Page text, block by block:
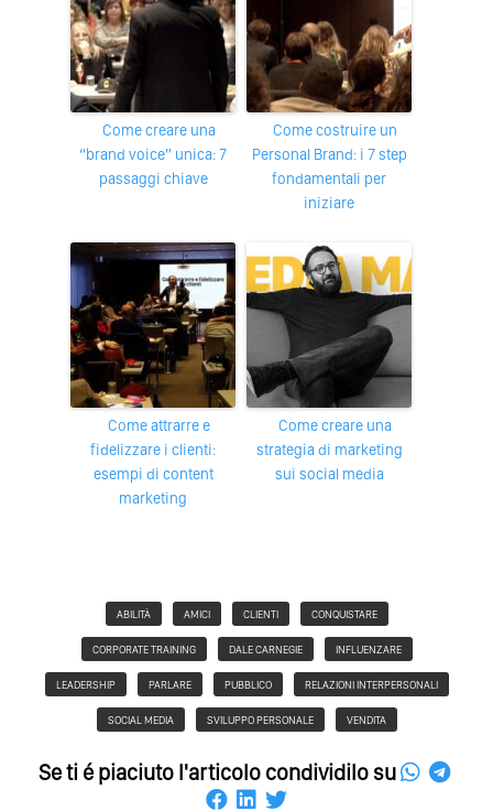
Come creare una
“brand voice” unica: 7
passaggi chiave
Come costruire un
Personal Brand: i 7 step
fondamentali per
iniziare
Come attrarre e
fidelizzare i clienti:
esempi di content
marketing
Come creare una
strategia di marketing
sui social media
ABILITÀ AMICI CLIENTI CONQUISTARE
CORPORATE TRAINING DALE CARNEGIE INFLUENZARE
LEADERSHIP PARLARE PUBBLICO RELAZIONI INTERPERSONALI
SOCIAL MEDIA SVILUPPO PERSONALE VENDITA
Se ti é piaciuto l'articolo condividilo su